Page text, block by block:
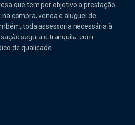
que tem por objetivo a prestação
compra, venda e aluguel de
toda assessoria necessária à
segura e tranquila, com
de qualidade.